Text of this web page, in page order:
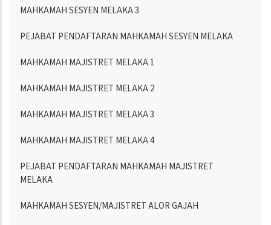
MAHKAMAH SESYEN MELAKA 3
PEJABAT PENDAFTARAN MAHKAMAH SESYEN MELAKA
MAHKAMAH MAJISTRET MELAKA 1
MAHKAMAH MAJISTRET MELAKA 2
MAHKAMAH MAJISTRET MELAKA 3
MAHKAMAH MAJISTRET MELAKA 4
PEJABAT PENDAFTARAN MAHKAMAH MAJISTRET
MELAKA
MAHKAMAH SESYEN/MAJISTRET ALOR GAJAH